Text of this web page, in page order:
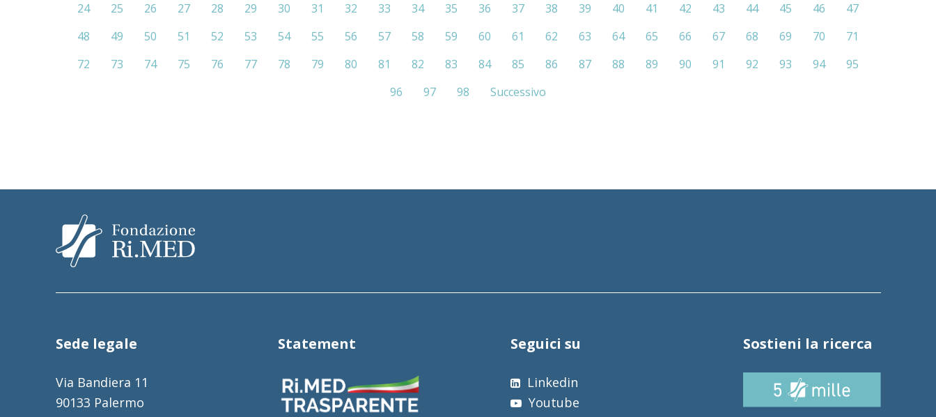
24
25 26 27 28 29 30 31 32 33 34 35 36 37 38 39 40 41 42 43 44 45 46
47
48
49 50 51 52 53 54 55 56 57 58 59 60 61 62 63 64 65 66 67 68 69 70
71
72
73 74 75 76 77 78 79 80 81 82 83 84 85 86 87 88 89 90 91 92 93 94
95
96
97 98 Successivo
Sede legale
Via Bandiera 11
90133 Palermo
Statement Seguici su
Linkedin
Youtube
Sostieni la ricerca